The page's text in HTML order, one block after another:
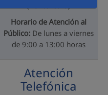
Horario de Atención al
Público:De lunes a viernes
de 9:00 a 13:00 horas
Atención
Telefónica